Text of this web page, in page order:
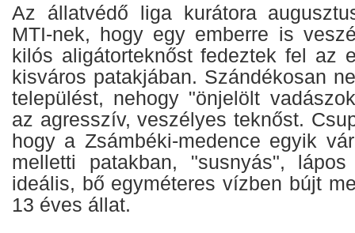
Az állatvédő liga kurátora
MTI-nek, hogy egy emberre is
kilós aligátorteknőst fedeztek fel az
kisváros patakjában. Szándékosan
települést, nehogy "önjelölt
az agresszív, veszélyes teknőst.
hogy a Zsámbéki-medence egyik
melletti patakban, "susnyás",
ideális, bő egyméteres vízben bújt
13 éves állat.